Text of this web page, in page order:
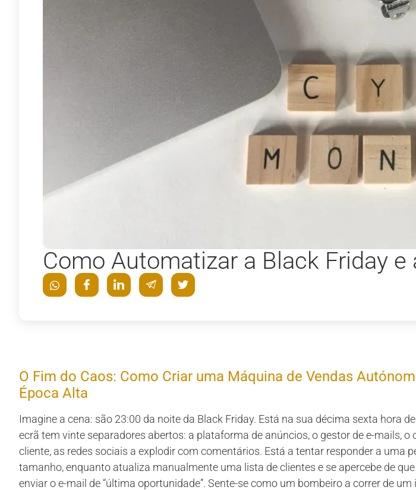
Como Automatizar a Black Friday e
O Fim do Caos: Como Criar uma Máquina de Vendas
Época Alta
Imagine a cena: são 23:00 da noite da Black Friday. Está na sua décima sexta hora
ecrã tem vinte separadores abertos: a plataforma de anúncios, o gestor de e-mails, o
cliente, as redes sociais a explodir com comentários. Está a tentar responder a uma
tamanho, enquanto atualiza manualmente uma lista de clientes e se apercebe de
enviar o e-mail de “última oportunidade”. Sente-se como um bombeiro a correr de